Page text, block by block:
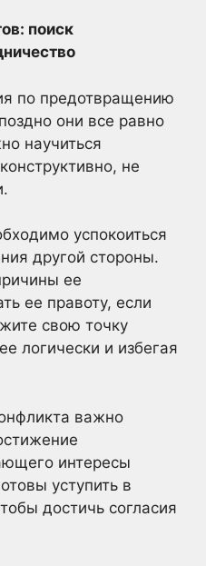
поиск
по предотвращению
они все равно
научиться
не
успокоиться
другой стороны.
ее
ее правоту, если
свою точку
логически и избегая
важно
интересы
уступить в
достичь согласия